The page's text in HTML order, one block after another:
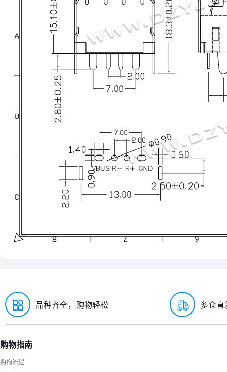
品种齐全，购物轻松 多仓直
购物指南
购物流程